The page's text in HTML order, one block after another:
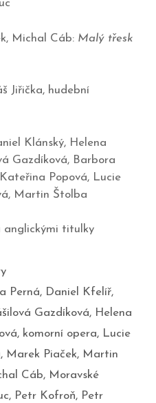
Michal Cáb: Malý třesk
Jiřička, hudební
Klánský, Helena
Gazdíková, Barbora
Popová, Lucie
Martin Štolba
anglickými titulky
Perná, Daniel Kfelíř,
Gazdíková, Helena
, komorní opera, Lucie
, Marek Piaček, Martin
Cáb, Moravské
, Petr Kofroň, Petr